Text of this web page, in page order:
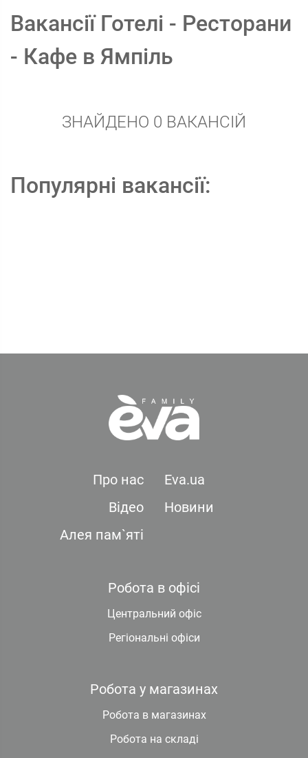
Вакансії Готелі - Ресторани
- Кафе в Ямпіль
ЗНАЙДЕНО 0 ВАКАНСІЙ
Популярні вакансії:
Про нас
Eva.ua
Відео
Новини
Алея пам`яті
Робота в офісі
Центральний офіс
Регіональні офіси
Робота у магазинах
Робота в магазинах
Робота на складі